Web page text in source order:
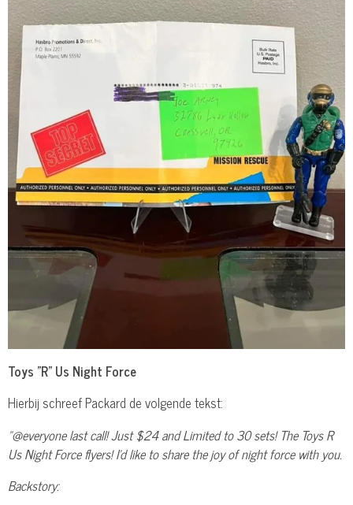
Toys "R" Us Night Force
Hierbij schreef Packard de volgende tekst:
"@everyone last call! Just $24 and Limited to 30 sets! The Toys R
Us Night Force flyers! I'd like to share the joy of night force with you.
Backstory: